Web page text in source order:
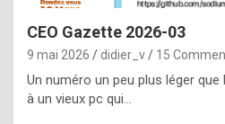
i
e
f
CEO Gazette 2026-03
9 mai 2026 didier_v 15
Un numéro un peu plus léger
à un vieux pc qui…